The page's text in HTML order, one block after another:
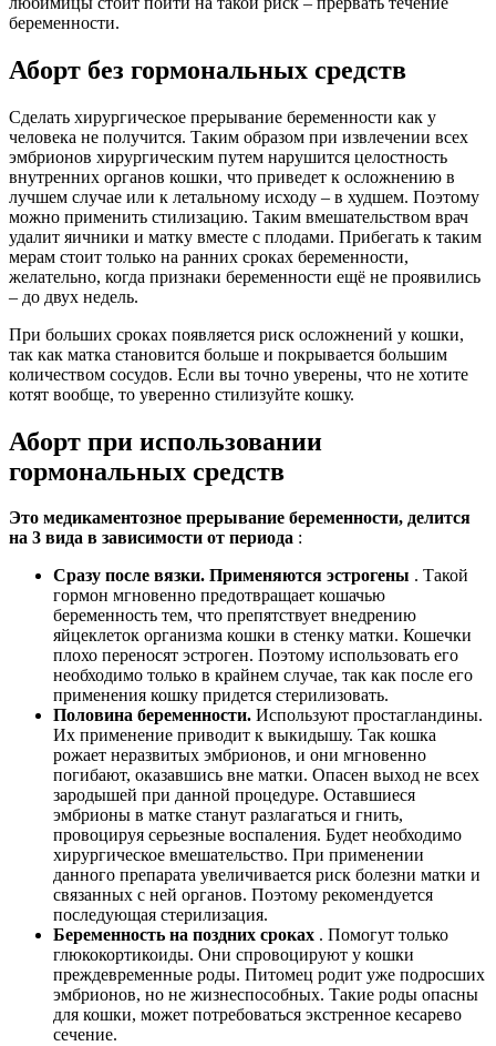
беременности.
Аборт без гормональных средств
Сделать хирургическое прерывание беременности как у
человека не получится. Таким образом при извлечении всех
эмбрионов хирургическим путем нарушится целостность
внутренних органов кошки, что приведет к осложнению в
лучшем случае или к летальному исходу – в худшем. Поэтому
можно применить стилизацию. Таким вмешательством врач
удалит яичники и матку вместе с плодами. Прибегать к таким
мерам стоит только на ранних сроках беременности,
желательно, когда признаки беременности ещё не проявились
– до двух недель.
При больших сроках появляется риск осложнений у кошки,
так как матка становится больше и покрывается большим
количеством сосудов. Если вы точно уверены, что не хотите
котят вообще, то уверенно стилизуйте кошку.
Аборт при использовании
гормональных средств
Это медикаментозное прерывание беременности, делится
на 3 вида в зависимости от периода :
Сразу после вязки. Применяются эстрогены . Такой
гормон мгновенно предотвращает кошачью
беременность тем, что препятствует внедрению
яйцеклеток организма кошки в стенку матки. Кошечки
плохо переносят эстроген. Поэтому использовать его
необходимо только в крайнем случае, так как после его
применения кошку придется стерилизовать.
Половина беременности. Используют простагландины.
Их применение приводит к выкидышу. Так кошка
рожает неразвитых эмбрионов, и они мгновенно
погибают, оказавшись вне матки. Опасен выход не всех
зародышей при данной процедуре. Оставшиеся
эмбрионы в матке станут разлагаться и гнить,
провоцируя серьезные воспаления. Будет необходимо
хирургическое вмешательство. При применении
данного препарата увеличивается риск болезни матки и
связанных с ней органов. Поэтому рекомендуется
последующая стерилизация.
Беременность на поздних сроках . Помогут только
глюкокортикоиды. Они спровоцируют у кошки
преждевременные роды. Питомец родит уже подросших
эмбрионов, но не жизнеспособных. Такие роды опасны
для кошки, может потребоваться экстренное кесарево
сечение.